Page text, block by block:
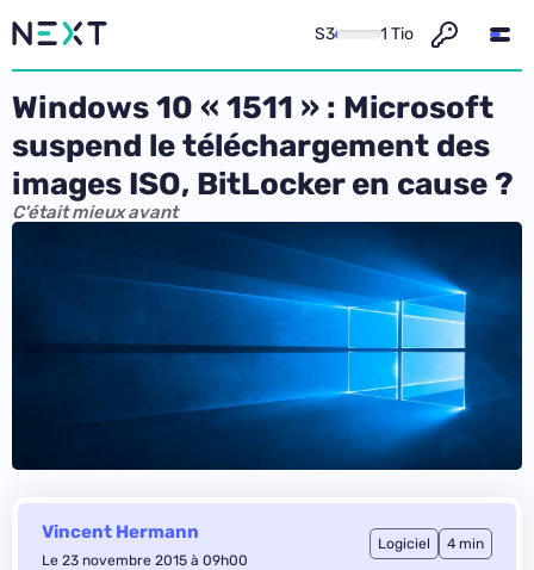
S3 1 Tio
Windows 10 « 1511 » : Microsoft
suspend le téléchargement des
images ISO, BitLocker en cause ?
C'était mieux avant
Vincent Hermann
Le 23 novembre 2015 à 09h00
Logiciel 4 min